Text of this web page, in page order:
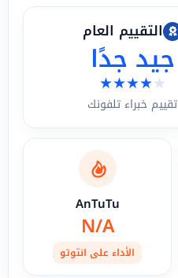
التقييم العام
جيد جدًا
★★★★★
تقييم خبراء تلفونك
AnTuTu
N/A
الأداء على انتوتو